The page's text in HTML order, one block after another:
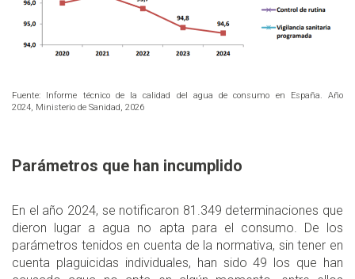
Fuente: Informe técnico de la calidad del agua de consumo en España. Año
2024, Ministerio de Sanidad, 2026
Parámetros que han incumplido
En el año 2024, se notificaron 81.349 determinaciones que
dieron lugar a agua no apta para el consumo. De los
parámetros tenidos en cuenta de la normativa, sin tener en
cuenta plaguicidas individuales, han sido 49 los que han